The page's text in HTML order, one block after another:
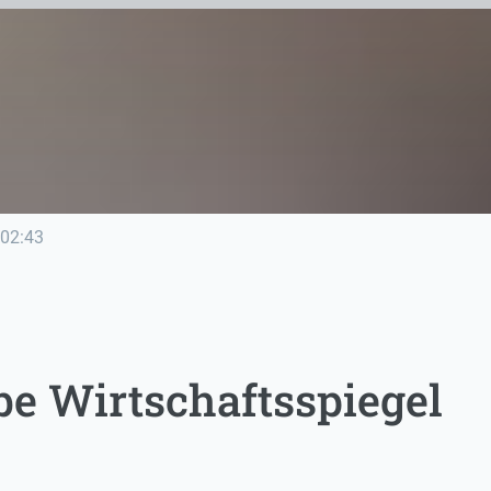
02:43
Wirtschaftsspiegel